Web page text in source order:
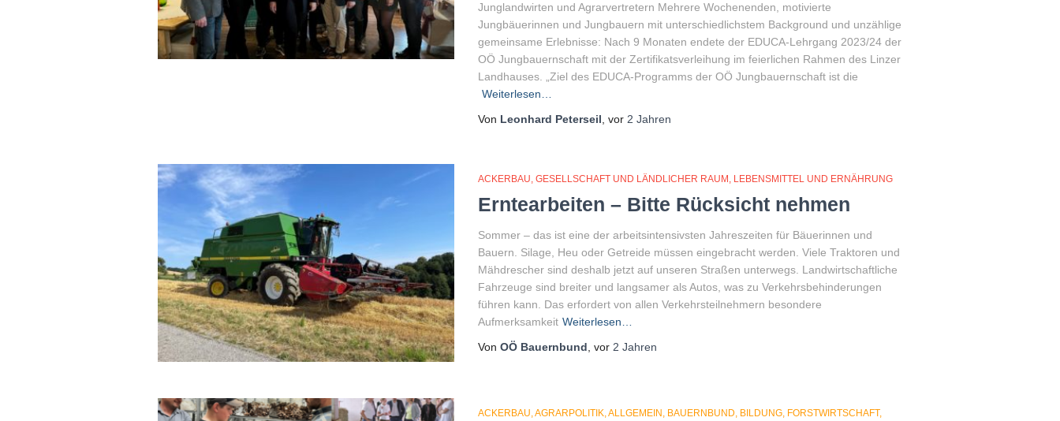
Junglandwirten und Agrarvertretern Mehrere Wochenenden, motivierte
Jungbäuerinnen und Jungbauern mit unterschiedlichstem Background und unzählige
gemeinsame Erlebnisse: Nach 9 Monaten endete der EDUCA-Lehrgang 2023/24 der
OÖ Jungbauernschaft mit der Zertifikatsverleihung im feierlichen Rahmen des Linzer
Landhauses. „Ziel des EDUCA-Programms der OÖ Jungbauernschaft ist die
Weiterlesen…
Von Leonhard Peterseil , vor 2 Jahren
ACKERBAU GESELLSCHAFT UND LÄNDLICHER RAUM LEBENSMITTEL UND ERNÄHRUNG
Erntearbeiten – Bitte Rücksicht nehmen
Sommer – das ist eine der arbeitsintensivsten Jahreszeiten für Bäuerinnen und
Bauern. Silage, Heu oder Getreide müssen eingebracht werden. Viele Traktoren und
Mähdrescher sind deshalb jetzt auf unseren Straßen unterwegs. Landwirtschaftliche
Fahrzeuge sind breiter und langsamer als Autos, was zu Verkehrsbehinderungen
führen kann. Das erfordert von allen Verkehrsteilnehmern besondere
Aufmerksamkeit Weiterlesen…
Von OÖ Bauernbund , vor 2 Jahren
ACKERBAU AGRARPOLITIK ALLGEMEIN BAUERNBUND BILDUNG FORSTWIRTSCHAFT